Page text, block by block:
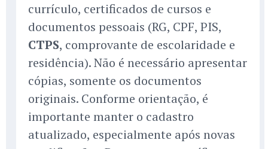
currículo, certificados de cursos e
documentos pessoais (RG, CPF, PIS,
CTPS, comprovante de escolaridade e
residência). Não é necessário apresentar
cópias, somente os documentos
originais. Conforme orientação, é
importante manter o cadastro
atualizado, especialmente após novas